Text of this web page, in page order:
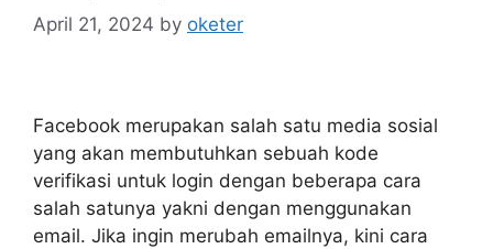
April 21, 2024 by oketer
Facebook merupakan salah satu media sosial
yang akan membutuhkan sebuah kode
verifikasi untuk login dengan beberapa cara
salah satunya yakni dengan menggunakan
email. Jika ingin merubah emailnya, kini cara